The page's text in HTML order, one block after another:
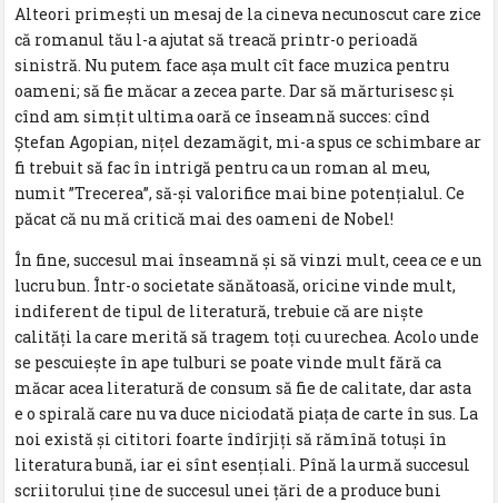
Alteori primești un mesaj de la cineva necunoscut care zice
că romanul tău l-a ajutat să treacă printr-o perioadă
sinistră. Nu putem face așa mult cît face muzica pentru
oameni; să fie măcar a zecea parte. Dar să mărturisesc și
cînd am simțit ultima oară ce înseamnă succes: cînd
Ștefan Agopian, nițel dezamăgit, mi-a spus ce schimbare ar
fi trebuit să fac în intrigă pentru ca un roman al meu,
numit ”Trecerea”, să-și valorifice mai bine potențialul. Ce
păcat că nu mă critică mai des oameni de Nobel!
În fine, succesul mai înseamnă și să vinzi mult, ceea ce e un
lucru bun. Într-o societate sănătoasă, oricine vinde mult,
indiferent de tipul de literatură, trebuie că are niște
calități la care merită să tragem toți cu urechea. Acolo unde
se pescuiește în ape tulburi se poate vinde mult fără ca
măcar acea literatură de consum să fie de calitate, dar asta
e o spirală care nu va duce niciodată piața de carte în sus. La
noi există și cititori foarte îndîrjiți să rămînă totuși în
literatura bună, iar ei sînt esențiali. Pînă la urmă succesul
scriitorului ține de succesul unei țări de a produce buni